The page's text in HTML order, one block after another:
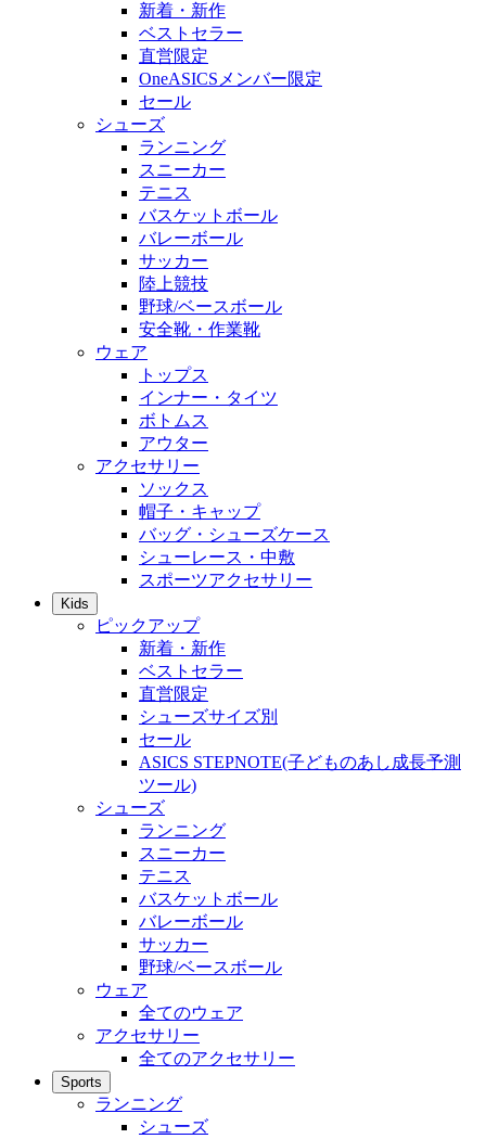
新着・新作
ベストセラー
直営限定
OneASICSメンバー限定
セール
シューズ
ランニング
スニーカー
テニス
バスケットボール
バレーボール
サッカー
陸上競技
野球/ベースボール
安全靴・作業靴
ウェア
トップス
インナー・タイツ
ボトムス
アウター
アクセサリー
ソックス
帽子・キャップ
バッグ・シューズケース
シューレース・中敷
スポーツアクセサリー
Kids
ピックアップ
新着・新作
ベストセラー
直営限定
シューズサイズ別
セール
ASICS STEPNOTE(子どものあし成長予測
ツール)
シューズ
ランニング
スニーカー
テニス
バスケットボール
バレーボール
サッカー
野球/ベースボール
ウェア
全てのウェア
アクセサリー
全てのアクセサリー
Sports
ランニング
シューズ